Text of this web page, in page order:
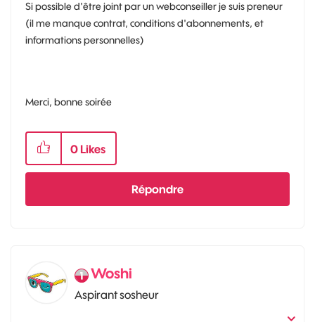
Si possible d'être joint par un webconseiller je suis preneur
(il me manque contrat, conditions d'abonnements, et
informations personnelles)
Merci, bonne soirée
0 Likes
Répondre
Woshi
Aspirant sosheur